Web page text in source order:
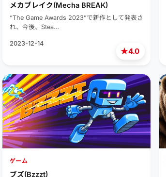
★4.0
メカブレイク(Mecha BREAK)
“The Game Awards 2023”で新作として発表さ
れ、今後、Stea…
2023-12-14
ゲーム
ブズ(Bzzzt)